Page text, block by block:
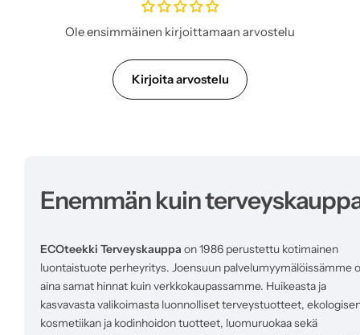
Ole ensimmäinen kirjoittamaan arvostelu
Kirjoita arvostelu
Enemmän kuin
ECOteekki Terveyskauppa on 1986 perustettu kotimainen
luontaistuote perheyritys. Joensuun palvelumyymälöissämme
aina samat hinnat kuin verkkokaupassamme. Huikeasta ja
kasvavasta valikoimasta luonnolliset terveystuotteet,
kosmetiikan ja kodinhoidon tuotteet, luomuruokaa sekä